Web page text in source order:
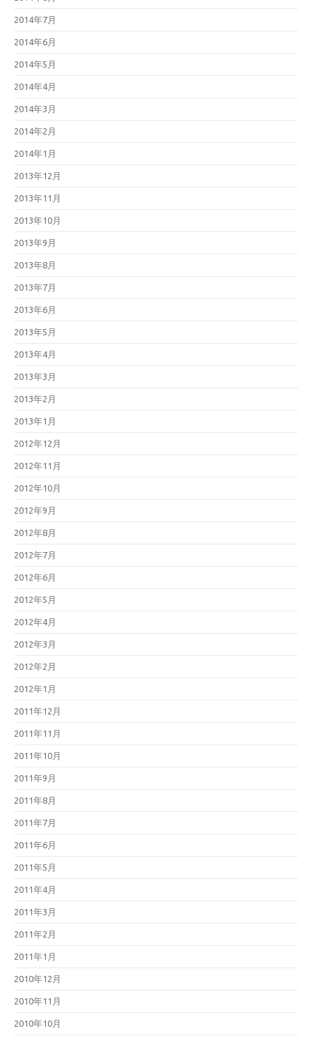
2014年7月
2014年6月
2014年5月
2014年4月
2014年3月
2014年2月
2014年1月
2013年12月
2013年11月
2013年10月
2013年9月
2013年8月
2013年7月
2013年6月
2013年5月
2013年4月
2013年3月
2013年2月
2013年1月
2012年12月
2012年11月
2012年10月
2012年9月
2012年8月
2012年7月
2012年6月
2012年5月
2012年4月
2012年3月
2012年2月
2012年1月
2011年12月
2011年11月
2011年10月
2011年9月
2011年8月
2011年7月
2011年6月
2011年5月
2011年4月
2011年3月
2011年2月
2011年1月
2010年12月
2010年11月
2010年10月